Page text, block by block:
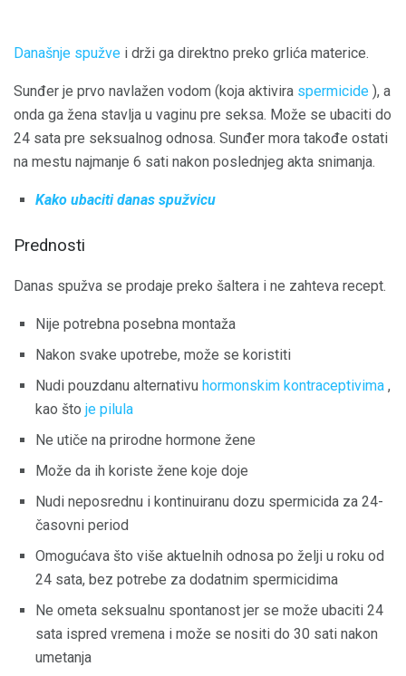
Današnje spužve i drži ga direktno preko grlića materice.
Sunđer je prvo navlažen vodom (koja aktivira spermicide ), a
onda ga žena stavlja u vaginu pre seksa. Može se ubaciti do
24 sata pre seksualnog odnosa. Sunđer mora takođe ostati
na mestu najmanje 6 sati nakon poslednjeg akta snimanja.
Kako ubaciti danas spužvicu
Prednosti
Danas spužva se prodaje preko šaltera i ne zahteva recept.
Nije potrebna posebna montaža
Nakon svake upotrebe, može se koristiti
Nudi pouzdanu alternativu hormonskim kontraceptivima ,
kao što je pilula
Ne utiče na prirodne hormone žene
Može da ih koriste žene koje doje
Nudi neposrednu i kontinuiranu dozu spermicida za 24-
časovni period
Omogućava što više aktuelnih odnosa po želji u roku od
24 sata, bez potrebe za dodatnim spermicidima
Ne ometa seksualnu spontanost jer se može ubaciti 24
sata ispred vremena i može se nositi do 30 sati nakon
umetanja